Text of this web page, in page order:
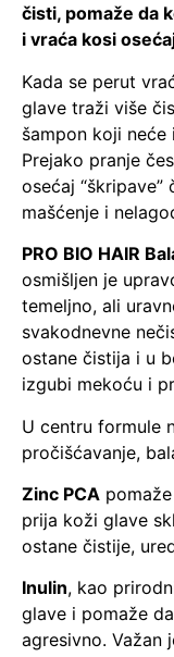
čisti, pomaže da
i vraća kosi
Kada se perut
glave traži više
šampon koji neće
Prejako pranje
osećaj
mašćenje i
PRO BIO HAIR
osmišljen je
temeljno, ali
svakodnevne
ostane čistija i u
izgubi mekoću i
U centru formule
pročišćavanje,
Zinc PCA
prija koži glave
ostane čistije,
Inulin, kao
glave i pomaže
agresivno. Važan